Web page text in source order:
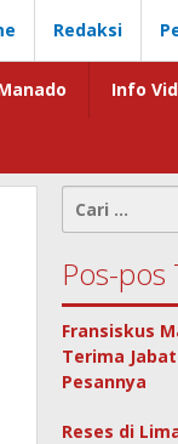
Redaksi
Info
untuk:
Pos-pos
Fransiskus
Terima
Pesannya
Reses di